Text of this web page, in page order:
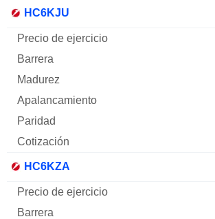
HC6KJU
HC6KZA